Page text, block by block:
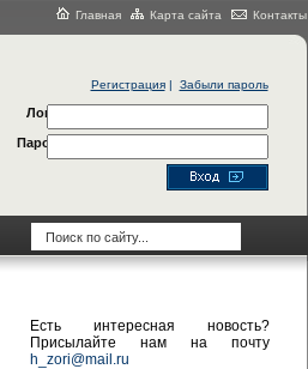
Главная Карта сайта Контакты
Регистрация| Забыли пароль
Логин
Пароль
Есть интересная новость?
Присылайте нам на почту
h_zori@mail.ru